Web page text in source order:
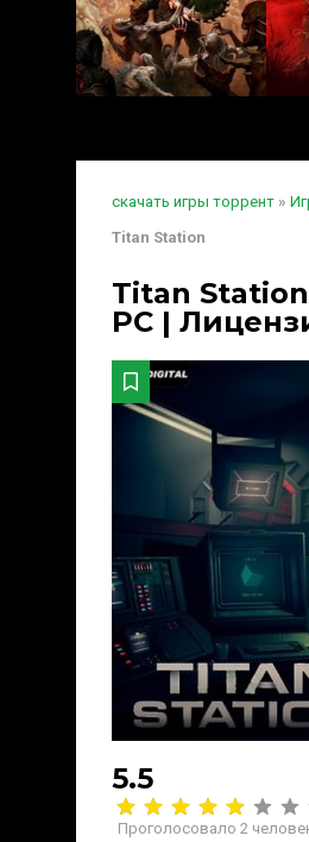
скачать игры торрент »
Titan Station
Titan
PC |
5.5
Проголосовало 2